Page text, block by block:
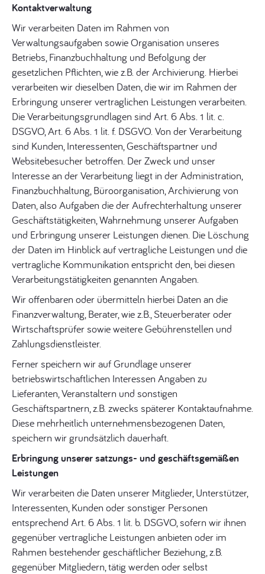
Kontaktverwaltung
Wir verarbeiten Daten im Rahmen von
Verwaltungsaufgaben sowie Organisation unseres
Betriebs, Finanzbuchhaltung und Befolgung der
gesetzlichen Pflichten, wie z.B. der Archivierung. Hierbei
verarbeiten wir dieselben Daten, die wir im Rahmen der
Erbringung unserer vertraglichen Leistungen verarbeiten.
Die Verarbeitungsgrundlagen sind Art. 6 Abs. 1 lit. c.
DSGVO, Art. 6 Abs. 1 lit. f. DSGVO. Von der Verarbeitung
sind Kunden, Interessenten, Geschäftspartner und
Websitebesucher betroffen. Der Zweck und unser
Interesse an der Verarbeitung liegt in der Administration,
Finanzbuchhaltung, Büroorganisation, Archivierung von
Daten, also Aufgaben die der Aufrechterhaltung unserer
Geschäftstätigkeiten, Wahrnehmung unserer Aufgaben
und Erbringung unserer Leistungen dienen. Die Löschung
der Daten im Hinblick auf vertragliche Leistungen und die
vertragliche Kommunikation entspricht den, bei diesen
Verarbeitungstätigkeiten genannten Angaben.
Wir offenbaren oder übermitteln hierbei Daten an die
Finanzverwaltung, Berater, wie z.B., Steuerberater oder
Wirtschaftsprüfer sowie weitere Gebührenstellen und
Zahlungsdienstleister.
Ferner speichern wir auf Grundlage unserer
betriebswirtschaftlichen Interessen Angaben zu
Lieferanten, Veranstaltern und sonstigen
Geschäftspartnern, z.B. zwecks späterer Kontaktaufnahme.
Diese mehrheitlich unternehmensbezogenen Daten,
speichern wir grundsätzlich dauerhaft.
Erbringung unserer satzungs- und geschäftsgemäßen
Leistungen
Wir verarbeiten die Daten unserer Mitglieder, Unterstützer,
Interessenten, Kunden oder sonstiger Personen
entsprechend Art. 6 Abs. 1 lit. b. DSGVO, sofern wir ihnen
gegenüber vertragliche Leistungen anbieten oder im
Rahmen bestehender geschäftlicher Beziehung, z.B.
gegenüber Mitgliedern, tätig werden oder selbst